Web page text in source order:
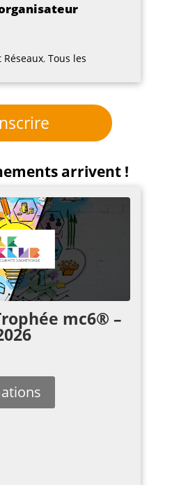
, Tous les
arrivent !
mc6® –